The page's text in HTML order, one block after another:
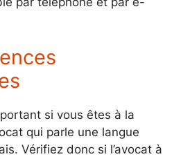
si vous êtes à la
qui parle une langue
Vérifiez donc si l’avocat à